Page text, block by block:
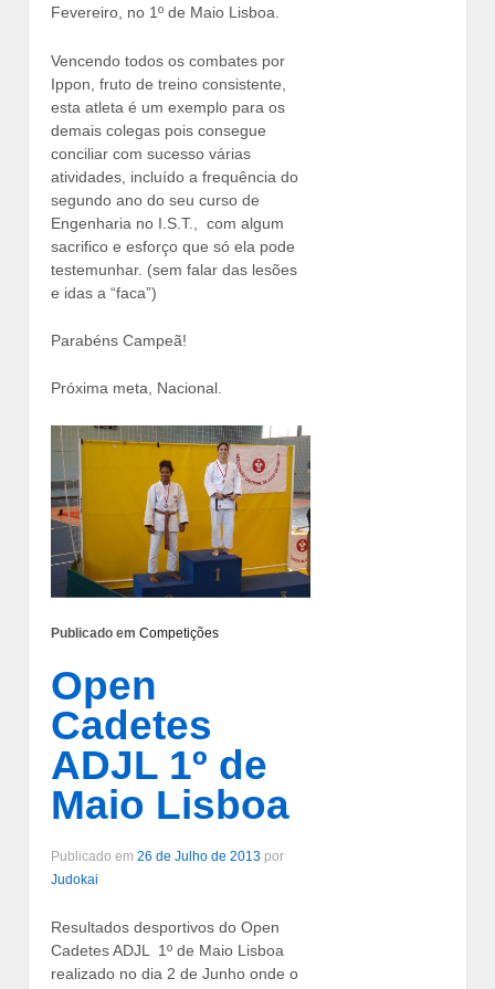
Fevereiro, no 1º de Maio Lisboa.
Vencendo todos os combates por
Ippon, fruto de treino consistente,
esta atleta é um exemplo para os
demais colegas pois consegue
conciliar com sucesso várias
atividades, incluído a frequência do
segundo ano do seu curso de
Engenharia no I.S.T., com algum
sacrifico e esforço que só ela pode
testemunhar. (sem falar das lesões
e idas a “faca”)
Parabéns Campeã!
Próxima meta, Nacional.
Publicado em Competições
Open
Cadetes
ADJL 1º de
Maio Lisboa
Publicado em 26 de Julho de 2013 por
Judokai
Resultados desportivos do Open
Cadetes ADJL 1º de Maio Lisboa
realizado no dia 2 de Junho onde o